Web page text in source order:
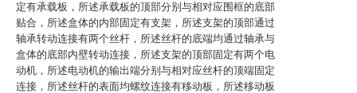
定有承载板，所述承载板的顶部分别与相对应围框的底部
贴合，所述盒体的内部固定有支架，所述支架的顶部通过
轴承转动连接有两个丝杆，所述丝杆的底端均通过轴承与
盒体的底部内壁转动连接，所述支架的顶部固定有两个电
动机，所述电动机的输出端分别与相对应丝杆的顶端固定
连接，所述丝杆的表面均螺纹连接有移动板，所述移动板